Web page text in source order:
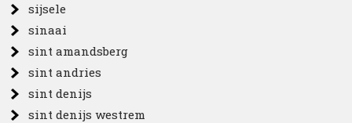
sijsele
sinaai
sint amandsberg
sint andries
sint denijs
sint denijs westrem